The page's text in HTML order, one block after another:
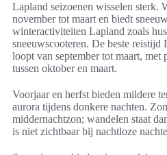
Lapland seizoenen wisselen sterk.
november tot maart en biedt
winteractiviteiten Lapland zoals
sneeuwscooteren. De beste
loopt van september tot maart, met
tussen oktober en maart.
Voorjaar en herfst bieden mildere
aurora tijdens donkere nachten.
middernachtzon; wandelen staat
is niet zichtbaar bij nachtloze